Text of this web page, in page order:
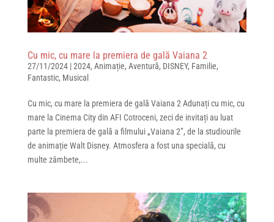
Cu mic, cu mare la premiera de gală Vaiana 2
27/11/2024|2024, Animație, Aventură, DISNEY, Familie,
Fantastic, Musical
Cu mic, cu mare la premiera de gală Vaiana 2 Adunați cu mic, cu
mare la Cinema City din AFI Cotroceni, zeci de invitați au luat
parte la premiera de gală a filmului „Vaiana 2”, de la studiourile
de animație Walt Disney. Atmosfera a fost una specială, cu
multe zâmbete,...